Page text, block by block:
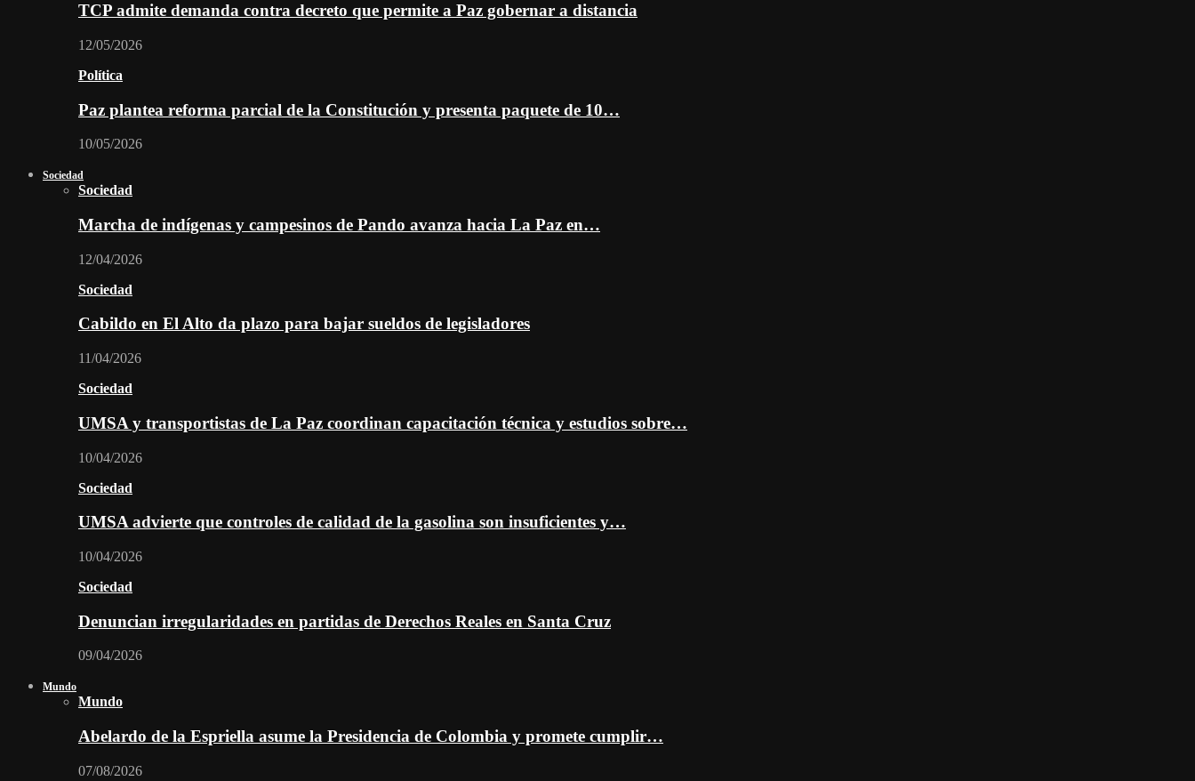
TCP admite demanda contra decreto que permite a Paz gobernar a distancia
12/05/2026
Política
Paz plantea reforma parcial de la Constitución y presenta paquete de 10…
10/05/2026
Sociedad
Sociedad
Marcha de indígenas y campesinos de Pando avanza hacia La Paz en…
12/04/2026
Sociedad
Cabildo en El Alto da plazo para bajar sueldos de legisladores
11/04/2026
Sociedad
UMSA y transportistas de La Paz coordinan capacitación técnica y estudios sobre…
10/04/2026
Sociedad
UMSA advierte que controles de calidad de la gasolina son insuficientes y…
10/04/2026
Sociedad
Denuncian irregularidades en partidas de Derechos Reales en Santa Cruz
09/04/2026
Mundo
Mundo
Abelardo de la Espriella asume la Presidencia de Colombia y promete cumplir…
07/08/2026